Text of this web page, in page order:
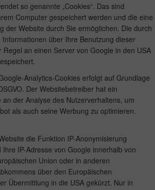
so genannte „Cookies“. Das sind
Computer gespeichert werden und die eine
der Website durch Sie ermöglichen. Die durch
über Ihre Benutzung dieser
an einen Server von Google in den USA
Analytics-Cookies erfolgt auf Grundlage
Der Websitebetreiber hat ein
der Analyse des Nutzerverhaltens, um
als auch seine Werbung zu optimieren.
die Funktion IP-Anonymisierung
IP-Adresse von Google innerhalb von
Union oder in anderen
über den Europäischen
Übermittlung in die USA gekürzt. Nur in